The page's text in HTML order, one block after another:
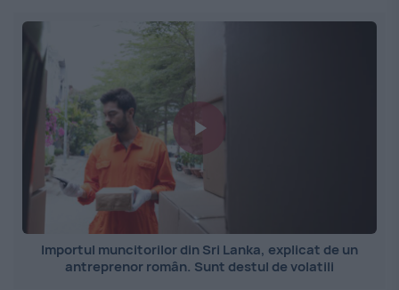
Importul muncitorilor din Sri Lanka, explicat de un
antreprenor român. Sunt destul de volatili